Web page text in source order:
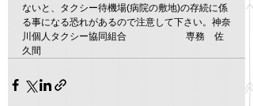
ないと、タクシー待機場(病院の敷地)の存続に係
る事になる恐れがあるので注意して下さい。神奈
川個人タクシー協同組合　    　　　　 専務　佐
久間